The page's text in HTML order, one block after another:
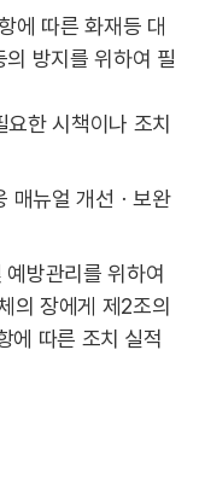
에 따른 화재등 대
방지를 위하여 필
한 시책이나 조치
매뉴얼 개선ㆍ보완
방관리를 위하여
의 장에게 제2조의
에 따른 조치 실적